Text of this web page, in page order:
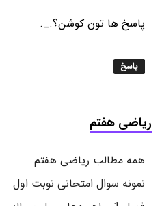
پاسخ ها تون کوشن؟._.
پاسخ
ریاضی هفتم
همه مطالب ریاضی هفتم
نمونه سوال امتحانی نوبت اول